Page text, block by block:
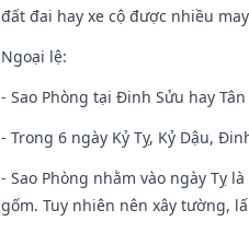
đất đai hay xe cộ được nhiều
Ngoại lệ:
- Sao Phòng tại Đinh Sửu hay
- Trong 6 ngày Kỷ Tỵ, Kỷ Dậu,
- Sao Phòng nhằm vào ngày Tỵ
gốm. Tuy nhiên nên xây tường,